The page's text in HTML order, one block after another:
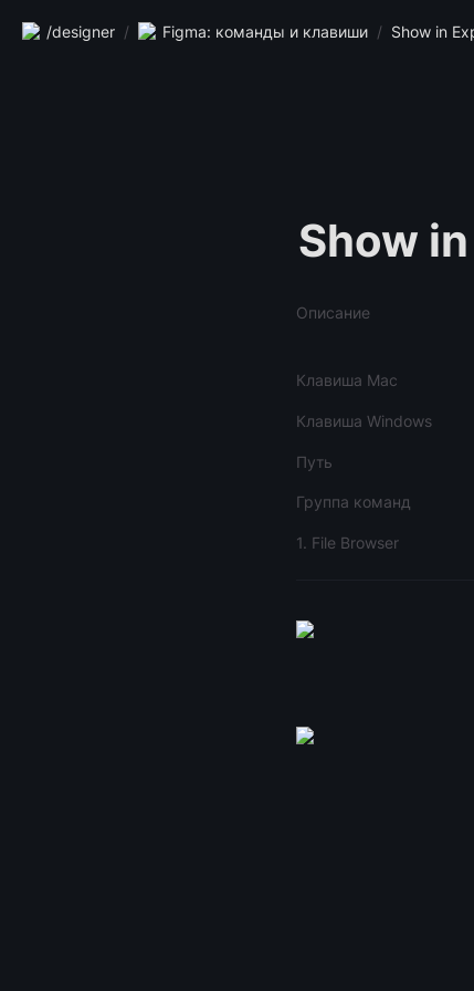
/designer / Figma: команды и клавиши / Show in
Show
Описание
Клавиша Mac
Клавиша Windows
Путь
Группа команд
1. File Browser